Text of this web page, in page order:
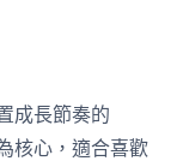
成長節奏的
核心，適合喜歡